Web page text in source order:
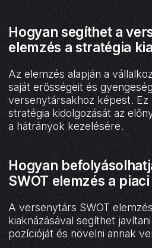
Hogyan segíthet a
elemzés a stratégia
Az elemzés alapján a
saját erősségeit és
versenytársakhoz képest. Ez
stratégia kidolgozását az
a hátrányok kezelésére.
Hogyan
SWOT elemzés a
A versenytárs SWOT
kiaknázásával segíthet
pozícióját és növelni annak